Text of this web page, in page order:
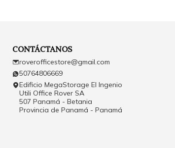
CONTÁCTANOS
roverofficestore@gmail.com
50764806669
Edificio MegaStorage El Ingenio
Utili Office Rover SA
507 Panamá - Betania
Provincia de Panamá - Panamá